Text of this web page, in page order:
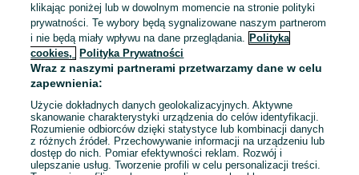
23 lipca 2026
Skrzynia 20dp48 20dp47
20dp43 20dp33 20dp27
Katowice, Bogucice
23 lipca 2026
klikając poniżej lub w dowolnym momencie na stronie polityki
prywatności. Te wybory będą sygnalizowane naszym partnerom
i nie będą miały wpływu na dane przeglądania. Polityka
cookies,
Polityka Prywatności
Wraz z naszymi partnerami przetwarzamy dane w celu
zapewnienia:
Użycie dokładnych danych geolokalizacyjnych. Aktywne
skanowanie charakterystyki urządzenia do celów identyfikacji.
Rozumienie odbiorców dzięki statystyce lub kombinacji danych
z różnych źródeł. Przechowywanie informacji na urządzeniu lub
dostęp do nich. Pomiar efektywności reklam. Rozwój i
ulepszanie usług. Tworzenie profili w celu personalizacji treści.